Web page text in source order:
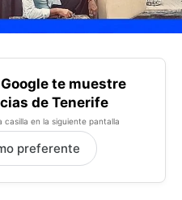
te muestre
de Tenerife
en la siguiente pantalla
preferente